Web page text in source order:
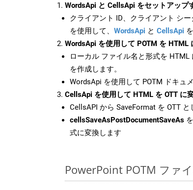
WordsApi と CellsApi をセットアップ
クライアント ID、クライアント シ
を使用して、 WordsApi と CellsApi
WordsApi を使用して POTM を HTML
ローカル ファイル名と形式を HTML
を作成します。
WordsApi を使用して POTM ドキュ
CellsApi を使用して HTML を OTT に
CellsAPI から SaveFormat を OTT と
cellsSaveAsPostDocumentSaveAs
式に変換します
PowerPoint POTM ファ